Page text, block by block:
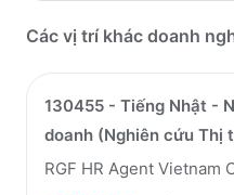
Các vị trí khác doanh
130455 - Tiếng Nhật -
doanh (Nghiên cứu Thị
RGF HR Agent Vietnam